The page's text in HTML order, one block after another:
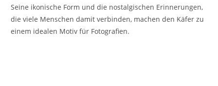
Seine ikonische Form und die nostalgischen Erinnerungen,
die viele Menschen damit verbinden, machen den Käfer zu
einem idealen Motiv für Fotografien.